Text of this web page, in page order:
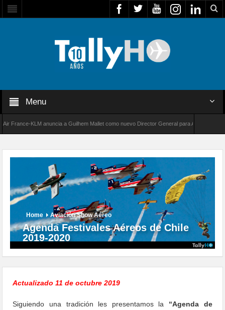
Menu
KLM anuncia a Guilhem Mallet como nuevo Director General para América Latina
Home Aviación Show Aéreo
Agenda Festivales Aéreos de Chile
2019-2020
Actualizado 11 de octubre 2019
Siguiendo una tradición les presentamos la “Agenda de